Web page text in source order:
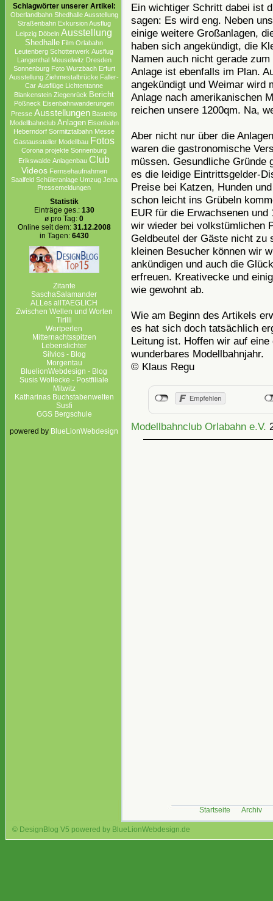
Schlagwörter unserer Artikel:
Oberlandbahn Shedhalle Ausstellung
Straßenbahn Exkursion Ausflug
Leipzig Döbeln Ausstellung
Shedhalle Film Orlabahn
Leutenberg Schotterwerk Ausflug
Langenthal Meuselwitz Dresden
Sonnenburg Foto Wurzbach Erfurt
Ausstellung Ziehmestalbrücke Faller-
Car Ausflüge Lichtentanne
Blankenstein Ziegenrück Bericht
Pößneck Eisenbahnwanderungen
Presse Ausstellungen Basteltip
Modellbahnclub Anlagen Eisenbahn
Heberndorf Sormitztalbahn Messe
Gastaussteller Modellbau Fotos
Corona projekte Sonnenburg
Erikswalde Anlagenbau Club
Videos Fernsehaufnahmen
Saalfeld Schüleranlage Umzug Jena
Pressemeldungen
Statistik
Einträge ges.: 130
ø pro Tag: 0
Online seit dem: 31.12.2008
in Tagen: 6430
Zitante
SaschaSalamander
ALLes allTAEGLICH
Zwischen Wellen und Worten
Tirilli
Wortperlen
Mitternachtsspitzen
Lebenslichter
Silvios - Blog
Morgentau
BluelionWebdesign - Blog
Susis Wollecke - Postfiliale
Mitwitz
Katharinas Buchstabenwelten
Susfi
GGS Bergschule
powered by BlueLionWebdesign
Ein wichtiger Schritt dabei ist
sagen: Es wird eng. Neben
einige weitere Großanlagen,
haben sich angekündigt, die
Namen auch nicht gerade
Anlage ist ebenfalls im Plan.
angekündigt und Weimar wird
Anlage nach amerikanischen
reichen unsere 1200qm. Na,
Aber nicht nur über die
waren die gastronomische
müssen. Gesundliche Gründe
es die leidige Eintrittsgelder-
Preise bei Katzen, Hunden
schon leicht ins Grübeln
EUR für die Erwachsenen
wir wieder bei volkstümlichen
Geldbeutel der Gäste nicht zu
kleinen Besucher können wir
ankündigen und auch die
erfreuen. Kreativecke und
wie gewohnt ab.
Wie am Beginn des Artikels
es hat sich doch tatsächlich
Leitung ist. Hoffen wir auf
wunderbares Modellbahnjahr.
© Klaus Regu
Modellbahnclub Orlabahn e.V.
Startseite Archiv
© DesignBlog V5 powered by BlueLionWebdesign.de